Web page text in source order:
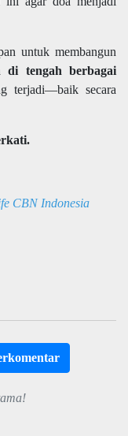
untuk membangun
di tengah berbagai
terjadi—baik secara
CBN Indonesia